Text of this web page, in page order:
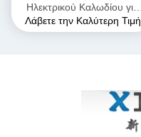
Ηλεκτρικού Καλωδίου για
Υπόγεια Εγκατάσταση
Λάβετε την Καλύτερη Τιμή